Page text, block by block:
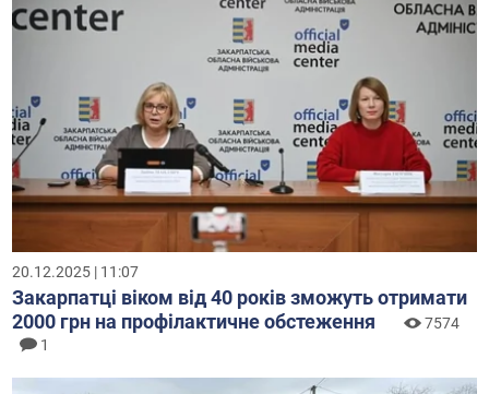
20.12.2025 | 11:07
Закарпатці віком від 40 років зможуть отримати
2000 грн на профілактичне обстеження
7574
1